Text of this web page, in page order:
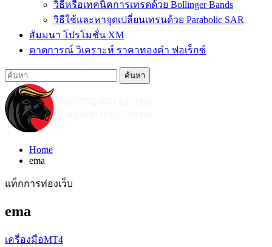
วิธีหรือเทคนิคการเทรดด้วย Bollinger Bands
วิธีใช้และหาจุดเปลี่ยนเทรนด้วย Parabolic SAR
สัมมนา โปรโมชั่น XM
คาดการณ์ วิเคราะห์ ราคาทองคำ ฟอเร็กซ์
Home
ema
แท็กการท่องเว็บ
ema
เครื่องมือMT4